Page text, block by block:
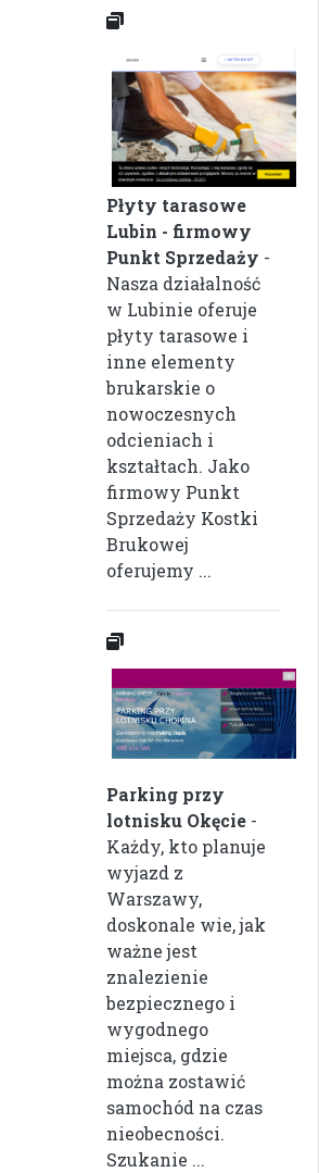
Płyty tarasowe
Lubin - firmowy
Punkt Sprzedaży -
Nasza działalność
w Lubinie oferuje
płyty tarasowe i
inne elementy
brukarskie o
nowoczesnych
odcieniach i
kształtach. Jako
firmowy Punkt
Sprzedaży Kostki
Brukowej
oferujemy ...
Parking przy
lotnisku Okęcie -
Każdy, kto planuje
wyjazd z
Warszawy,
doskonale wie, jak
ważne jest
znalezienie
bezpiecznego i
wygodnego
miejsca, gdzie
można zostawić
samochód na czas
nieobecności.
Szukanie ...